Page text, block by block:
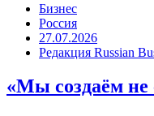
Бизнес
Россия
27.07.2026
Редакция Russian
«Мы создаём не